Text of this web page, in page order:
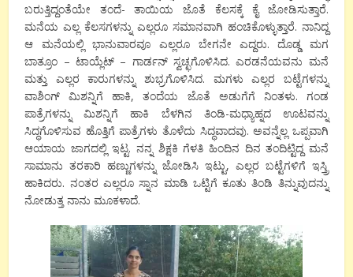
ಬರುತ್ತಿದ್ದಂತೆಯೇ ತಂದೆ- ತಾಯಿಯ ಜೊತೆ ಕೆಲಸಕ್ಕೆ ಕೈ ಜೋಡಿಸುತ್ತಾರೆ.
ಮನೆಯ ಎಲ್ಲ ಕೆಲಸಗಳನ್ನು ಎಲ್ಲರೂ ಸಮಾನವಾಗಿ ಹಂಚಿಕೊಳ್ಳುತ್ತಾರೆ. ನಾನಿದ್ದ
ಆ ಮನೆಯಲ್ಲಿ ಭಾನುವಾರವೂ ಎಲ್ಲರೂ ಬೇಗನೇ ಎದ್ದರು. ದೊಡ್ಡ ಮಗ
ಬಾತ್ರೂಂ – ಟಾಯ್ಲೆಟ್ – ಗಾರ್ಡನ್ ಸ್ವಚ್ಛಗೊಳಿಸಿದ. ಎರಡನೆಯವನು ಮನೆ
ಮತ್ತು ಎಲ್ಲರ ಕಾರುಗಳನ್ನು ಶುಭ್ರಗೊಳಿಸಿದ. ಮಗಳು ಎಲ್ಲರ ಬಟ್ಟೆಗಳನ್ನು
ವಾಶಿಂಗ್ ಮಿಶನ್ನಿಗೆ ಹಾಕಿ, ತಂದೆಯ ಜೊತೆ ಅಡುಗೆಗೆ ನಿಂತಳು. ಗಂಡ
ಪಾತ್ರೆಗಳನ್ನು ಮಿಶನ್ನಿಗೆ ಹಾಕಿ ಬೆಳಗಿನ ತಿಂಡಿ-ಮಧ್ಯಾಹ್ನದ ಊಟವನ್ನು
ಸಿದ್ಧಗೊಳಿಸುವ ಹೊತ್ತಿಗೆ ಪಾತ್ರೆಗಳು ತೊಳೆದು ಸಿದ್ಧವಾದವು. ಅವನ್ನೆಲ್ಲ ಒಪ್ಪವಾಗಿ
ಆಯಾಯ ಜಾಗದಲ್ಲಿ ಇಟ್ಟ. ನನ್ನ ಶಿಕ್ಷಕಿ ಗೆಳತಿ ಹಿಂದಿನ ದಿನ ತಂದಿಟ್ಟಿದ್ದ ಮನೆ
ಸಾಮಾನು ತರಕಾರಿ ಹಣ್ಣುಗಳನ್ನು ಜೋಡಿಸಿ ಇಟ್ಟು, ಎಲ್ಲರ ಬಟ್ಟೆಗಳಿಗೆ ಇಸ್ತ್ರಿ
ಹಾಕಿದರು. ನಂತರ ಎಲ್ಲರೂ ಸ್ನಾನ ಮಾಡಿ ಒಟ್ಟಿಗೆ ಕೂತು ತಿಂಡಿ ತಿನ್ನುವುದನ್ನು
ನೋಡುತ್ತ ನಾನು ಮೂಕಳಾದೆ.